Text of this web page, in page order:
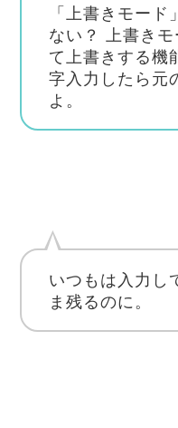
「上書きモー
ない？ 上書き
て上書きする機
字入力したら元
よ。
いつもは入力し
ま残るのに。